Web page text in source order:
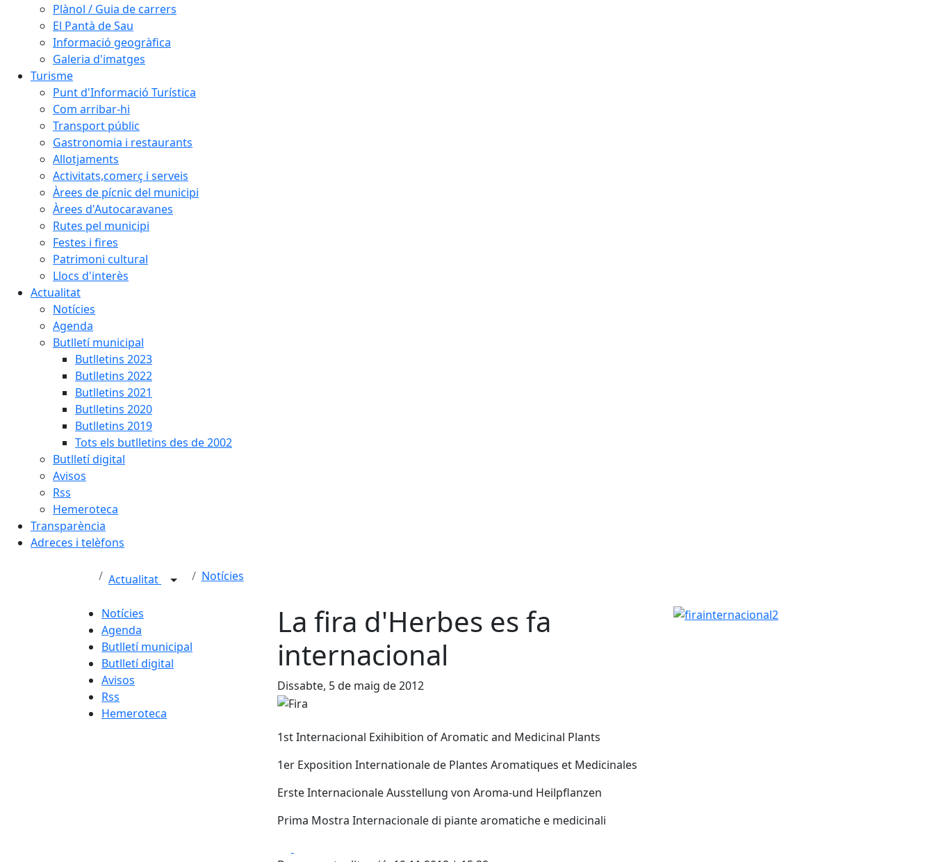
Plànol / Guia de carrers
El Pantà de Sau
Informació geogràfica
Galeria d'imatges
Turisme
Punt d'Informació Turística
Com arribar-hi
Transport públic
Gastronomia i restaurants
Allotjaments
Activitats,comerç i serveis
Àrees de pícnic del municipi
Àrees d'Autocaravanes
Rutes pel municipi
Festes i fires
Patrimoni cultural
Llocs d'interès
Actualitat
Notícies
Agenda
Butlletí municipal
Butlletins 2023
Butlletins 2022
Butlletins 2021
Butlletins 2020
Butlletins 2019
Tots els butlletins des de 2002
Butlletí digital
Avisos
Rss
Hemeroteca
Transparència
Adreces i telèfons
Actualitat Notícies
Notícies
Agenda
Butlletí municipal
Butlletí digital
Avisos
Rss
Hemeroteca
La fira d'Herbes es fa
internacional
Dissabte, 5 de maig de 2012
1st Internacional Exihibition of Aromatic and Medicinal Plants
1er Exposition Internationale de Plantes Aromatiques et Medicinales
Erste Internacionale Ausstellung von Aroma-und Heilpflanzen
Prima Mostra Internacionale di piante aromatiche e medicinali
firainternacional2